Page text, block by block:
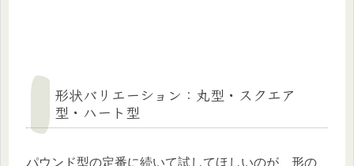
形状バリエーション：丸型・スクエア
型・ハート型
パウンド型の定番に続いて試してほしいのが、形の